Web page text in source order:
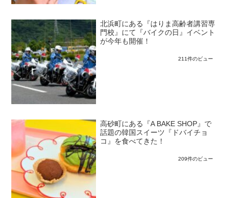
北浜町にある『はりま高齢者講習専
門校』にて『バイクの日』イベント
が今年も開催！
211件のビュー
高砂町にある『A BAKE SHOP』で
話題の韓国スイーツ『ドバイチョ
コ』を食べてきた！
209件のビュー